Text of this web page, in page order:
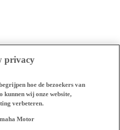
privacy
hoe de bezoekers van
kunnen wij onze website,
verbeteren.
Motor